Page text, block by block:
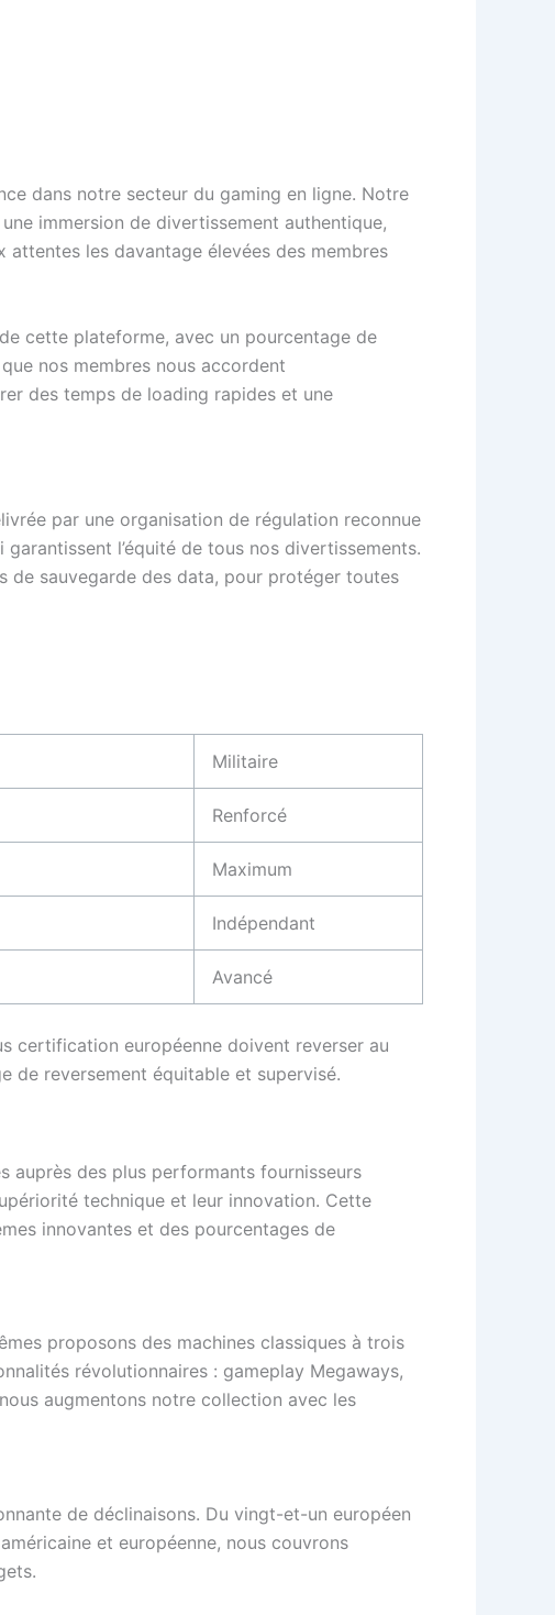
dans notre secteur du gaming en ligne. Notre
immersion de divertissement authentique,
les davantage élevées des membres
cette plateforme, avec un pourcentage de
nos membres nous accordent
des temps de loading rapides et une
par une organisation de régulation reconnue
l’équité de tous nos divertissements.
sauvegarde des data, pour protéger toutes
Militaire
Renforcé
Maximum
Indépendant
Avancé
certification européenne doivent reverser au
de reversement équitable et supervisé.
auprès des plus performants fournisseurs
technique et leur innovation. Cette
innovantes et des pourcentages de
proposons des machines classiques à trois
révolutionnaires : gameplay Megaways,
augmentons notre collection avec les
de déclinaisons. Du vingt-et-un européen
et européenne, nous couvrons